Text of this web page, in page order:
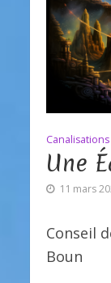
Canalisations
Une
11 mars
Conseil
Boun